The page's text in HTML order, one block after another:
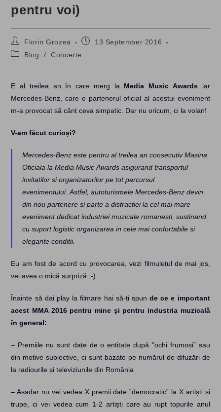
pentru voi)
Post
author:
Florin Grozea
Post13 September 2016
PostBlog / Concerte
E al treilea an în care merg la Media Music Awards iar
Mercedes-Benz, care e partenerul oficial al acestui eveniment
m-a provocat să cânt ceva simpatic. Dar nu oricum, ci la volan!
V-am făcut curioși?
Mercedes-Benz este pentru al treilea an consecutiv Masina
Oficiala la Media Music Awards asigurand transportul
invitatilor si organizatorilor pe tot parcursul
evenimentului. Astfel, autoturismele Mercedes-Benz devin
din nou partenere si parte a distractiei la cel mai mare
eveniment dedicat industriei muzicale romanesti, sustinand
cu suport logistic organizarea in cele mai confortabile si
elegante conditii.
Eu am fost de acord cu provocarea, vezi filmulețul de mai jos,
vei avea o mică surpriză :-)
Înainte să dai play la filmare hai să-ți spunde ce e important
acest MMA 2016 pentru mine și pentru industria muzicală
în general:
– Premiile nu sunt date de o entitate după ”ochi frumoși” sau
din motive subiective, ci sunt bazate pe numărul de difuzări de
la radiourile și televiziunile din România
– Așadar nu vei vedea X premii date ”democratic” la X artiști și
trupe, ci vei vedea cum 1-2 artiști care au rupt topurile anul